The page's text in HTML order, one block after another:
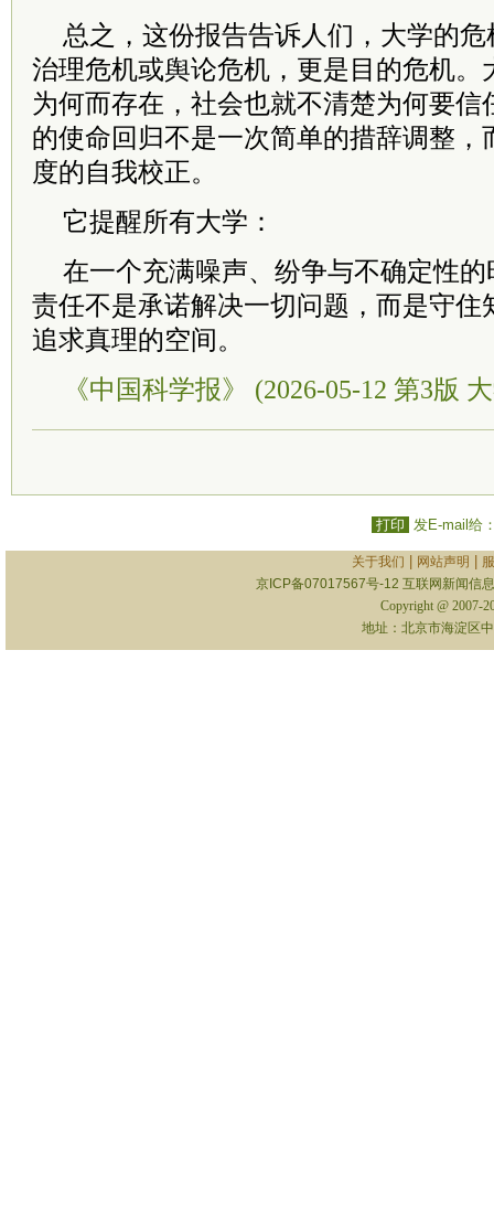
总之，这份报告告诉人们，大学的
治理危机或舆论危机，更是目的危机。
为何而存在，社会也就不清楚为何要信
的使命回归不是一次简单的措辞调整，
度的自我校正。
它提醒所有大学：
在一个充满噪声、纷争与不确定性
责任不是承诺解决一切问题，而是守住
追求真理的空间。
《中国科学报》 (2026-05-12 第3版
打印 发E-mail给
关于我们 网站声明
京ICP备07017567号-12 互联网新闻信
Copyright @ 2007-
地址：北京市海淀区